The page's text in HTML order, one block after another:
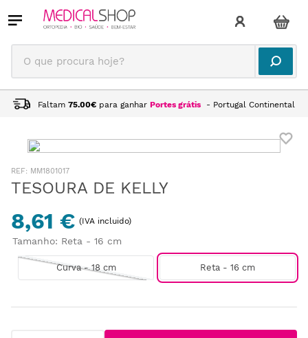
O que procura hoje?
Faltam 75.00€ para ganhar Portes grátis - Portugal Continental
: MM1801017
TESOURA DE KELLY
8,61 € (IVA incluido)
Tamanho: Reta - 16 cm
Curva - 18 cm Reta - 16 cm